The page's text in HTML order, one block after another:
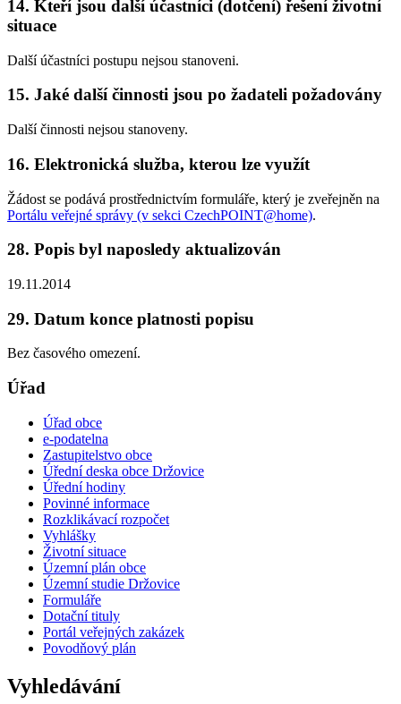
14. Kteří jsou další účastníci (dotčení) řešení životní
situace
Další účastníci postupu nejsou stanoveni.
15. Jaké další činnosti jsou po žadateli požadovány
Další činnosti nejsou stanoveny.
16. Elektronická služba, kterou lze využít
Žádost se podává prostřednictvím formuláře, který je zveřejněn na
Portálu veřejné správy (v sekci CzechPOINT@home).
28. Popis byl naposledy aktualizován
19.11.2014
29. Datum konce platnosti popisu
Bez časového omezení.
Úřad
Úřad obce
e-podatelna
Zastupitelstvo obce
Úřední deska obce Držovice
Úřední hodiny
Povinné informace
Rozklikávací rozpočet
Vyhlášky
Životní situace
Územní plán obce
Územní studie Držovice
Formuláře
Dotační tituly
Portál veřejných zakázek
Povodňový plán
Vyhledávání